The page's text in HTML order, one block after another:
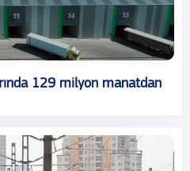
129 milyon manatdan